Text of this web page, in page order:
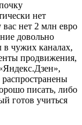
нет
нет 2 млн евро
довольно
в чужих каналах,
продвижения,
писать, либо
готов учиться